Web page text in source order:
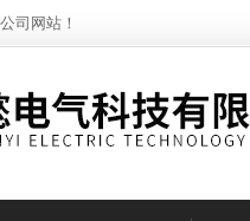
司网站！